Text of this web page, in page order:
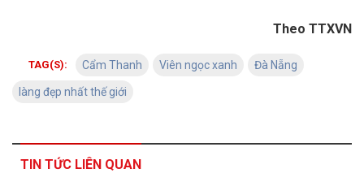
Theo TTXVN
TAG(S): Cẩm Thanh Viên ngọc xanh Đà Nẵng
làng đẹp nhất thế giới
TIN TỨC LIÊN QUAN